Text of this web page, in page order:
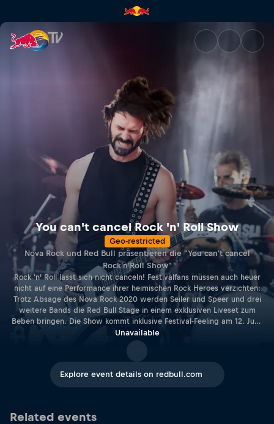
You can't cancel Rock 'n'
You can't cancel Rock 'n' Roll Show
Geo-restricted
Nova Rock und Red Bull präsentieren die "You can't cancel
Rock'n'Roll Show"
Rock ‘n’ Roll lässt sich nicht canceln! Festivalfans müssen auch heuer
nicht auf eine Performance ihrer heimischen Rock Heroes verzichten:
Trotz Absage des Nova Rock 2020 werden Seiler und Speer und drei
weitere Bands die Red Bull Stage in einem exklusiven Liveset zum
Beben bringen. Die Show kommt inklusive Festival-Feeling am 12. Juni,
um 20:30 Uhr, zu allen Fans nach Hause.
Unavailable
Explore event details on redbull.com
Related events